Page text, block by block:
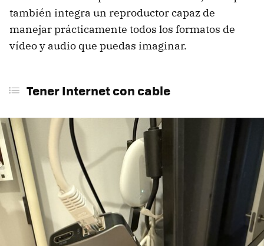
también integra un reproductor capaz de
manejar prácticamente todos los formatos de
vídeo y audio que puedas imaginar.
Tener Internet con cable